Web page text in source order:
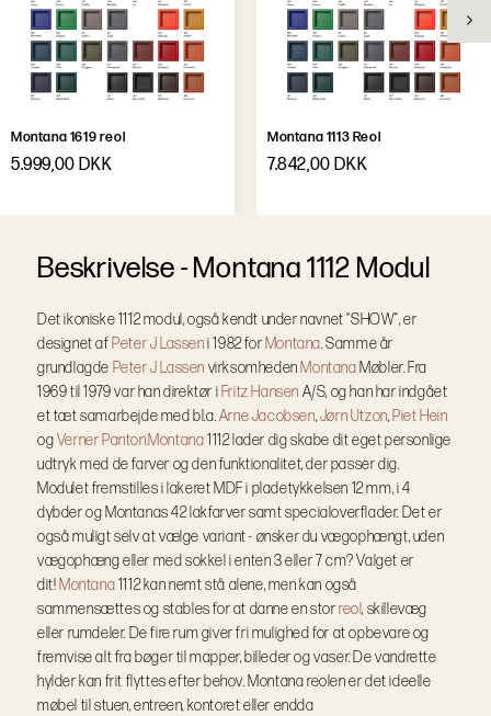
Montana 1619 reol
5.999,00 DKK
Montana 1113 Reol
7.842,00 DKK
Beskrivelse-Montana 1112 Modul
Det ikoniske 1112 modul, også kendt under navnet “SHOW”, er
designet af Peter J Lasseni 1982 for Montana. Samme år
grundlagde Peter J Lassen virksomheden Montana Møbler. Fra
1969 til 1979 var han direktør i Fritz Hansen A/S, og han har indgået
et tæt samarbejde med bl.a.Arne Jacobsen,Jørn Utzon,Piet Hein
ogVerner Panton.Montana1112 lader dig skabe dit eget personlige
udtryk med de farver og den funktionalitet, der passer dig.
Modulet fremstilles i lakeret MDF i pladetykkelsen 12 mm, i 4
dybder og Montanas 42 lakfarver samt specialoverflader. Det er
også muligt selv at vælge variant - ønsker du vægophængt, uden
vægophæng eller med sokkel i enten 3 eller 7 cm? Valget er
dit! Montana1112 kan nemt stå alene, men kan også
sammensættes og stables for at danne en storreol, skillevæg
eller rumdeler. De fire rum giver fri mulighed for at opbevare og
fremvise alt fra bøger til mapper, billeder og vaser. De vandrette
hylder kan frit flyttes efter behov. Montana reolen er det ideelle
møbel til stuen, entreen, kontoret eller endda